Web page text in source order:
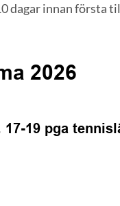
dagar innan första
2026
17-19 pga